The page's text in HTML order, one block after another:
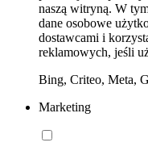
naszą witryną. W
dane osobowe
dostawcami i
reklamowych, jeśli
Bing, Criteo, Meta,
Marketing